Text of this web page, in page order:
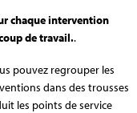
chaque intervention
de travail..
pouvez regrouper les
dans des trousses
les points de service